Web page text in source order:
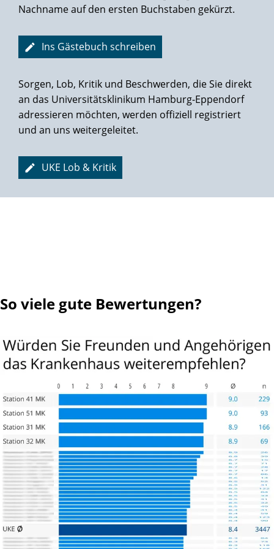
Nachname auf den ersten Buchstaben gekürzt.
Ins Gästebuch schreiben
Sorgen, Lob, Kritik und Beschwerden, die Sie direkt
an das Universitätsklinikum Hamburg-Eppendorf
adressieren möchten, werden offiziell registriert
und an uns weitergeleitet.
UKE Lob & Kritik
So viele gute Bewertungen?